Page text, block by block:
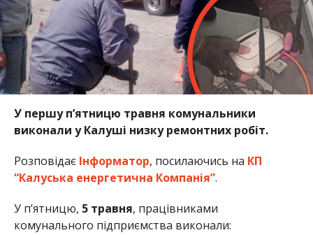
У першу п’ятницю травня комунальники
виконали у Калуші низку ремонтних робіт.
Розповідає Інформатор, посилаючись на КП
“Калуська енергетична Компанія”.
У п’ятницю, 5 травня, працівниками
комунального підприємства виконали: